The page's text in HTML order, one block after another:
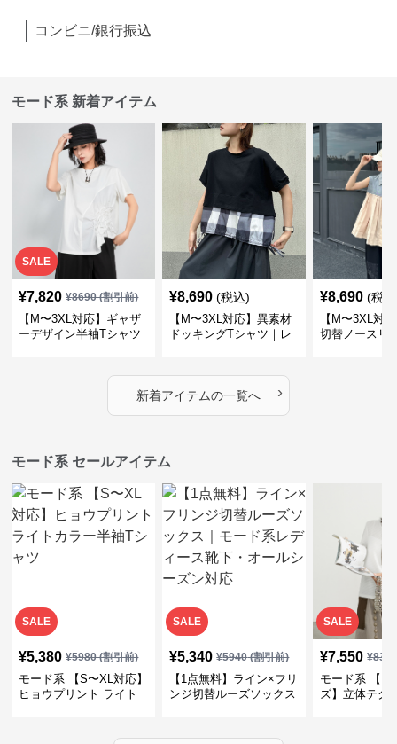
コンビニ/銀行振込
モード系 新着アイテム
SALE
¥7,820 ¥8690(割引前)
【M〜3XL対応】ギャザ
ーデザイン半袖Tシャツ
¥8,690 (税込)
【M〜3XL対応】異素材
ドッキングTシャツ｜レ
カバー・大人モード
¥8,690 (税
【M〜3XL対
切替ノースリ
新着アイテムの一覧へ ›
モード系 セールアイテム
SALE
¥5,380 ¥5980(割引前)
モード系 【S〜XL対応】
ヒョウプリント ライト
SALE
¥5,340 ¥5940(割引前)
【1点無料】ライン×フリ
ンジ切替ルーズソックス
SALE
¥7,550 ¥
モード系 【フ
ズ】立体テク